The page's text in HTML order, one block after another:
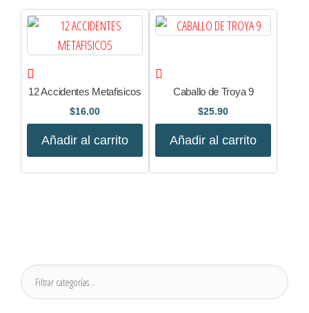
12 Accidentes Metafisicos
$16.00
Añadir al carrito
Caballo de Troya 9
$25.90
Añadir al carrito